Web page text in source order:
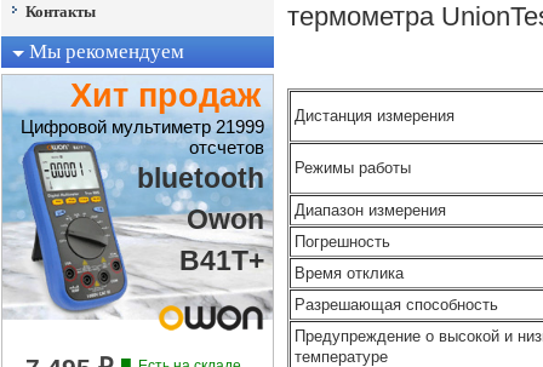
Контакты
Мы рекомендуем
Хит продаж
Цифровой мультиметр 21999
отсчетов
bluetooth
Owon
B41T+
термометра
Дистанция измерения
Режимы работы
Диапазон измерения
Погрешность
Время отклика
Разрешающая способность
Предупреждение о высокой и
температуре